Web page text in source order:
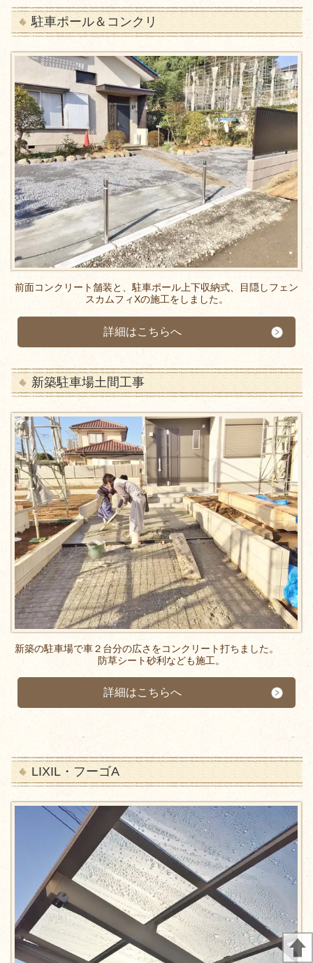
駐車ポール＆コンクリ
前面コンクリート舗装と、駐車ポール上下収納式、目隠しフェン
スカムフィXの施工をしました。
詳細はこちらへ
新築駐車場土間工事
新築の駐車場で車２台分の広さをコンクリート打ちました。
防草シート砂利なども施工。
詳細はこちらへ
LIXIL・フーゴA